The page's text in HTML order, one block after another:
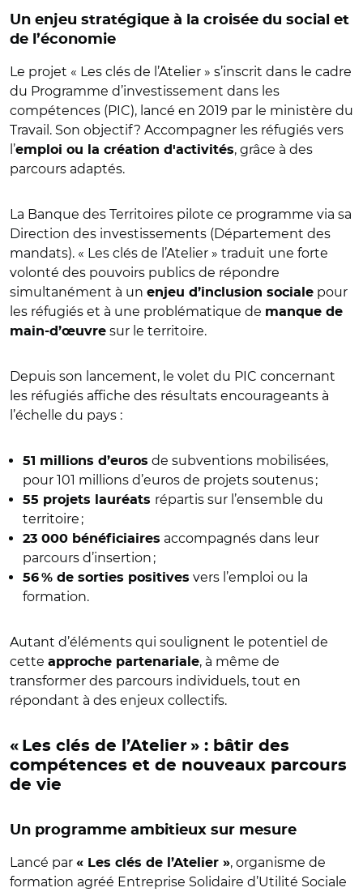
Un enjeu stratégique à la croisée du social et
de l’économie
Le projet « Les clés de l’Atelier » s’inscrit dans le cadre
du Programme d’investissement dans les
compétences (PIC), lancé en 2019 par le ministère du
Travail. Son objectif ? Accompagner les réfugiés vers
l’emploi ou la création d'activités, grâce à des
parcours adaptés.
La Banque des Territoires pilote ce programme via sa
Direction des investissements (Département des
mandats). « Les clés de l’Atelier » traduit une forte
volonté des pouvoirs publics de répondre
simultanément à un enjeu d’inclusion sociale pour
les réfugiés et à une problématique de manque de
main-d’œuvre sur le territoire.
Depuis son lancement, le volet du PIC concernant
les réfugiés affiche des résultats encourageants à
l’échelle du pays :
51 millions d’euros de subventions mobilisées,
pour 101 millions d’euros de projets soutenus ;
55 projets lauréats répartis sur l’ensemble du
territoire ;
23 000 bénéficiaires accompagnés dans leur
parcours d’insertion ;
56 % de sorties positives vers l’emploi ou la
formation.
Autant d’éléments qui soulignent le potentiel de
cette approche partenariale, à même de
transformer des parcours individuels, tout en
répondant à des enjeux collectifs.
« Les clés de l’Atelier » : bâtir des
compétences et de nouveaux parcours
de vie
Un programme ambitieux sur mesure
Lancé par « Les clés de l’Atelier », organisme de
formation agréé Entreprise Solidaire d’Utilité Sociale